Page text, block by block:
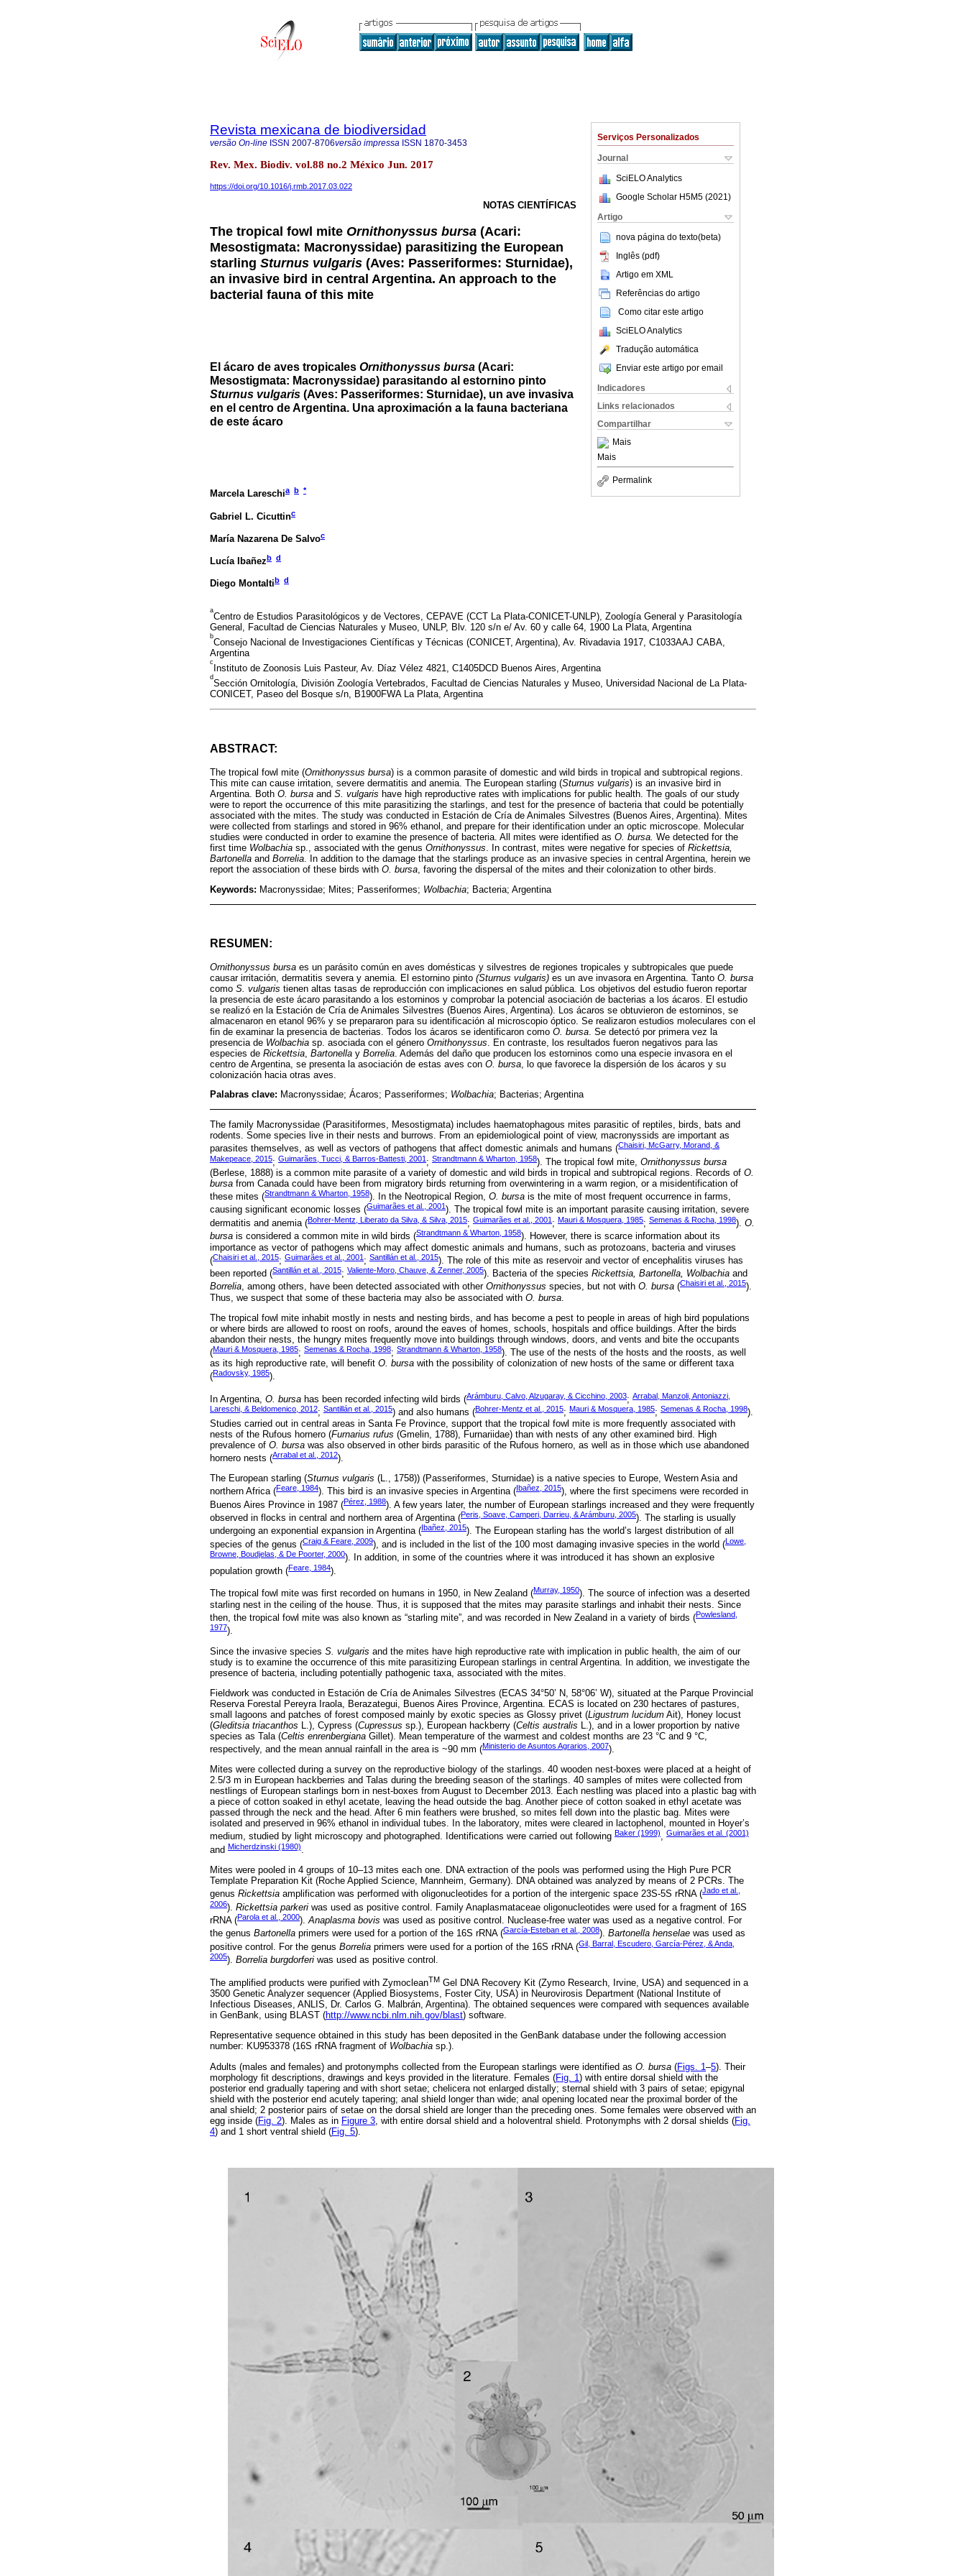
Serviços Personalizados
Journal
SciELO Analytics
Google Scholar H5M5 (2021 )
Artigo
nova página do texto(beta)
Inglês (pdf)
Artigo em XML
Referências do artigo
Como citar este artigo
SciELO Analytics
Tradução automática
Enviar este artigo por email
Indicadores
Links relacionados
Compartilhar
Mais
Mais
Permalink
Revista mexicana de biodiversidad
versão On-line ISSN 2007-8706versão impressa ISSN 1870-3453
Rev. Mex. Biodiv. vol.88 no.2 México Jun. 2017
https://doi.org/10.1016/j.rmb.2017.03.022
NOTAS CIENTÍFICAS
The tropical fowl mite Ornithonyssus bursa (Acari:
Mesostigmata: Macronyssidae) parasitizing the European
starling Sturnus vulgaris (Aves: Passeriformes: Sturnidae),
an invasive bird in central Argentina. An approach to the
bacterial fauna of this mite
El ácaro de aves tropicales Ornithonyssus bursa (Acari:
Mesostigmata: Macronyssidae) parasitando al estornino pinto
Sturnus vulgaris (Aves: Passeriformes: Sturnidae), un ave invasiva
en el centro de Argentina. Una aproximación a la fauna bacteriana
de este ácaro
Marcela Lareschia b *
Gabriel L. Cicuttinc
María Nazarena De Salvoc
Lucía Ibañezb d
Diego Montaltib d
a
Centro de Estudios Parasitológicos y de Vectores, CEPAVE (CCT La Plata-CONICET-UNLP), Zoología General y Parasitología
General, Facultad de Ciencias Naturales y Museo, UNLP, Blv. 120 s/n e/ Av. 60 y calle 64, 1900 La Plata, Argentina
b
Consejo Nacional de Investigaciones Científicas y Técnicas (CONICET, Argentina), Av. Rivadavia 1917, C1033AAJ CABA,
Argentina
c
Instituto de Zoonosis Luis Pasteur, Av. Díaz Vélez 4821, C1405DCD Buenos Aires, Argentina
d
Sección Ornitología, División Zoología Vertebrados, Facultad de Ciencias Naturales y Museo, Universidad Nacional de La Plata-
CONICET, Paseo del Bosque s/n, B1900FWA La Plata, Argentina
ABSTRACT:
The tropical fowl mite (Ornithonyssus bursa) is a common parasite of domestic and wild birds in tropical and subtropical regions.
This mite can cause irritation, severe dermatitis and anemia. The European starling (Sturnus vulgaris) is an invasive bird in
Argentina. Both O. bursa and S. vulgaris have high reproductive rates with implications for public health. The goals of our study
were to report the occurrence of this mite parasitizing the starlings, and test for the presence of bacteria that could be potentially
associated with the mites. The study was conducted in Estación de Cría de Animales Silvestres (Buenos Aires, Argentina). Mites
were collected from starlings and stored in 96% ethanol, and prepare for their identification under an optic microscope. Molecular
studies were conducted in order to examine the presence of bacteria. All mites were identified as O. bursa. We detected for the
first time Wolbachia sp., associated with the genus Ornithonyssus. In contrast, mites were negative for species of Rickettsia,
Bartonella and Borrelia. In addition to the damage that the starlings produce as an invasive species in central Argentina, herein we
report the association of these birds with O. bursa, favoring the dispersal of the mites and their colonization to other birds.
Keywords: Macronyssidae; Mites; Passeriformes; Wolbachia; Bacteria; Argentina
RESUMEN:
Ornithonyssus bursa es un parásito común en aves domésticas y silvestres de regiones tropicales y subtropicales que puede
causar irritación, dermatitis severa y anemia. El estornino pinto (Sturnus vulgaris) es un ave invasora en Argentina. Tanto O. bursa
como S. vulgaris tienen altas tasas de reproducción con implicaciones en salud pública. Los objetivos del estudio fueron reportar
la presencia de este ácaro parasitando a los estorninos y comprobar la potencial asociación de bacterias a los ácaros. El estudio
se realizó en la Estación de Cría de Animales Silvestres (Buenos Aires, Argentina). Los ácaros se obtuvieron de estorninos, se
almacenaron en etanol 96% y se prepararon para su identificación al microscopio óptico. Se realizaron estudios moleculares con el
fin de examinar la presencia de bacterias. Todos los ácaros se identificaron como O. bursa . Se detectó por primera vez la
presencia de Wolbachia sp. asociada con el género Ornithonyssus . En contraste, los resultados fueron negativos para las
especies de Rickettsia Bartonella y Borrelia . Además del daño que producen los estorninos como una especie invasora en el
centro de Argentina, se presenta la asociación de estas aves con O. bursa , lo que favorece la dispersión de los ácaros y su
colonización hacia otras aves.
Palabras clave: Macronyssidae; Ácaros; Passeriformes; Wolbachia; Bacterias; Argentina
The family Macronyssidae (Parasitiformes, Mesostigmata) includes haematophagous mites parasitic of reptiles, birds, bats and
rodents. Some species live in their nests and burrows. From an epidemiological point of view, macronyssids are important as
parasites themselves, as well as vectors of pathogens that affect domestic animals and humans (Chaisiri, McGarry, Morand, &
Makepeace, 2015; Guimarães, Tucci, & Barros-Battesti, 2001 ; Strandtmann & Wharton, 1958). The tropical fowl mite, Ornithonyssus bursa
(Berlese, 1888) is a common mite parasite of a variety of domestic and wild birds in tropical and subtropical regions. Records of O.
bursa from Canada could have been from migratory birds returning from overwintering in a warm region, or a misidentification of
these mites (Strandtmann & Wharton, 1958). In the Neotropical Region, O. bursa is the mite of most frequent occurrence in farms,
causing significant economic losses (Guimarães et al., 2001). The tropical fowl mite is an important parasite causing irritation, severe
dermatitis and anemia (Bohrer-Mentz, Liberato da Silva, & Silva, 2015; Guimarães et al., 2001 ; Mauri & Mosquera, 1985; Semenas & Rocha, 1998). O.
bursa is considered a common mite in wild birds (Strandtmann & Wharton, 1958). However, there is scarce information about its
importance as vector of pathogens which may affect domestic animals and humans, such as protozoans, bacteria and viruses
(Chaisiri et al., 2015; Guimarães et al., 2001 ; Santillán et al., 2015). The role of this mite as reservoir and vector of encephalitis viruses has
been reported (Santillán et al., 2015; Valiente-Moro, Chauve, & Zenner, 2005). Bacteria of the species Rickettsia, Bartonella, Wolbachia and
Borrelia, among others, have been detected associated with other Ornithonyssus species, but not with O. bursa (Chaisiri et al., 2015).
Thus, we suspect that some of these bacteria may also be associated with O. bursa
The tropical fowl mite inhabit mostly in nests and nesting birds, and has become a pest to people in areas of high bird populations
or where birds are allowed to roost on roofs, around the eaves of homes, schools, hospitals and office buildings. After the birds
abandon their nests, the hungry mites frequently move into buildings through windows, doors, and vents and bite the occupants
(Mauri & Mosquera, 1985; Semenas & Rocha, 1998; Strandtmann & Wharton, 1958). The use of the nests of the hosts and the roosts, as well
as its high reproductive rate, will benefit O. bursa with the possibility of colonization of new hosts of the same or different taxa
(Radovsky, 1985).
In Argentina, O. bursa has been recorded infecting wild birds (Arámburu, Calvo, Alzugaray, & Cicchino, 2003; Arrabal, Manzoli, Antoniazzi,
Lareschi, & Beldomenico, 2012; Santillán et al., 2015) and also humans (Bohrer-Mentz et al., 2015; Mauri & Mosquera, 1985; Semenas & Rocha, 1998).
Studies carried out in central areas in Santa Fe Province, support that the tropical fowl mite is more frequently associated with
nests of the Rufous hornero (Furnarius rufus (Gmelin, 1788), Furnariidae) than with nests of any other examined bird. High
prevalence of O. bursa was also observed in other birds parasitic of the Rufous hornero, as well as in those which use abandoned
hornero nests (Arrabal et al., 2012).
The European starling (Sturnus vulgaris (L., 1758)) (Passeriformes, Sturnidae) is a native species to Europe, Western Asia and
northern Africa (Feare, 1984). This bird is an invasive species in Argentina ( Ibañez, 2015), where the first specimens were recorded in
Buenos Aires Province in 1987 (Pérez, 1988). A few years later, the number of European starlings increased and they were frequently
observed in flocks in central and northern area of Argentina (Peris, Soave, Camperi, Darrieu, & Arámburu, 2005). The starling is usually
undergoing an exponential expansion in Argentina ( Ibañez, 2015). The European starling has the world’s largest distribution of all
species of the genus (Craig & Feare, 2009), and is included in the list of the 100 most damaging invasive species in the world (Lowe,
Browne, Boudjelas, & De Poorter, 2000). In addition, in some of the countries where it was introduced it has shown an explosive
population growth (Feare, 1984).
The tropical fowl mite was first recorded on humans in 1950, in New Zealand (Murray, 1950). The source of infection was a deserted
starling nest in the ceiling of the house. Thus, it is supposed that the mites may parasite starlings and inhabit their nests. Since
then, the tropical fowl mite was also known as “starling mite”, and was recorded in New Zealand in a variety of birds (Powlesland,
1977).
Since the invasive species S. vulgaris and the mites have high reproductive rate with implication in public health, the aim of our
study is to examine the occurrence of this mite parasitizing European starlings in central Argentina. In addition, we investigate the
presence of bacteria, including potentially pathogenic taxa, associated with the mites.
Fieldwork was conducted in Estación de Cría de Animales Silvestres (ECAS 34°50’ N, 58°06’ W), situated at the Parque Provincial
Reserva Forestal Pereyra Iraola, Berazategui, Buenos Aires Province, Argentina. ECAS is located on 230 hectares of pastures,
small lagoons and patches of forest composed mainly by exotic species as Glossy privet (Ligustrum lucidum Ait), Honey locust
(Gleditsia triacanthos L.), Cypress (Cupressus sp.), European hackberry (Celtis australis L.), and in a lower proportion by native
species as Tala (Celtis enrenbergiana Gillet). Mean temperature of the warmest and coldest months are 23 °C and 9 °C,
respectively, and the mean annual rainfall in the area is ~90 mm (Ministerio de Asuntos Agrarios, 2007).
Mites were collected during a survey on the reproductive biology of the starlings. 40 wooden nest-boxes were placed at a height of
2.5/3 m in European hackberries and Talas during the breeding season of the starlings. 40 samples of mites were collected from
nestlings of European starlings born in nest-boxes from August to December 2013. Each nestling was placed into a plastic bag with
a piece of cotton soaked in ethyl acetate, leaving the head outside the bag. Another piece of cotton soaked in ethyl acetate was
passed through the neck and the head. After 6 min feathers were brushed, so mites fell down into the plastic bag. Mites were
isolated and preserved in 96% ethanol in individual tubes. In the laboratory, mites were cleared in lactophenol, mounted in Hoyer’s
medium, studied by light microscopy and photographed. Identifications were carried out following Baker (1999), Guimarães et al. (2001)
and Micherdzinski (1980).
Mites were pooled in 4 groups of 10–13 mites each one. DNA extraction of the pools was performed using the High Pure PCR
Template Preparation Kit (Roche Applied Science, Mannheim, Germany). DNA obtained was analyzed by means of 2 PCRs. The
genus Rickettsia amplification was performed with oligonucleotides for a portion of the intergenic space 23S-5S rRNA (Jado et al.,
2006). Rickettsia parkeri was used as positive control. Family Anaplasmataceae oligonucleotides were used for a fragment of 16S
rRNA (Parola et al., 2000).Anaplasma bovis was used as positive control. Nuclease-free water was used as a negative control. For
the genus Bartonella primers were used for a portion of the 16S rRNA (García-Esteban et al., 2008). Bartonella henselae was used as
positive control. For the genus Borrelia primers were used for a portion of the 16S rRNA (Gil, Barral, Escudero, García-Pérez, & Anda,
2005). Borrelia burgdorferi was used as positive control.
The amplified products were purified with ZymocleanTM Gel DNA Recovery Kit (Zymo Research, Irvine, USA) and sequenced in a
3500 Genetic Analyzer sequencer (Applied Biosystems, Foster City, USA) in Neurovirosis Department (National Institute of
Infectious Diseases, ANLIS, Dr. Carlos G. Malbrán, Argentina). The obtained sequences were compared with sequences available
in GenBank, using BLAST (http://www.ncbi.nlm.nih.gov/blast) software.
Representative sequence obtained in this study has been deposited in the GenBank database under the following accession
number: KU953378 (16S rRNA fragment of Wolbachia sp.).
Adults (males and females) and protonymphs collected from the European starlings were identified as O. bursa (Figs. 1–5). Their
morphology fit descriptions, drawings and keys provided in the literature. Females (Fig. 1) with entire dorsal shield with the
posterior end gradually tapering and with short setae; chelicera not enlarged distally; sternal shield with 3 pairs of setae; epigynal
shield with the posterior end acutely tapering; anal shield longer than wide; anal opening located near the proximal border of the
anal shield; 2 posterior pairs of setae on the dorsal shield are longer than the preceding ones. Some females were observed with an
egg inside (Fig. 2). Males as in Figure 3 , with entire dorsal shield and a holoventral shield. Protonymphs with 2 dorsal shields (Fig.
4) and 1 short ventral shield (Fig. 5).